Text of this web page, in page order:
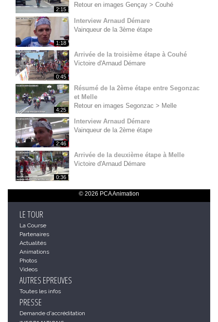
2:15
Retour en images Gençay > Couhé
1:18
Interview Arnaud Démare
Vainqueur de la 3ème étape
0:45
Arrivée de la troisième étape à Couhé
Victoire d'Arnaud Démare
4:25
Résumé de la 2ème étape entre Segonzac
et Melle
Retour en images Segonzac > Melle
2:46
Interview Arnaud Démare
Vainqueur de la 2ème étape
0:36
Arrivée de la deuxième étape à Melle
Victoire d'Arnaud Démare
© 2026 PCA Animation
LE TOUR
La Course
Partenaires
Actualités
Animations
Photos
Videos
AUTRES EPREUVES
Toutes les infos
PRESSE
Demande d'accréditation